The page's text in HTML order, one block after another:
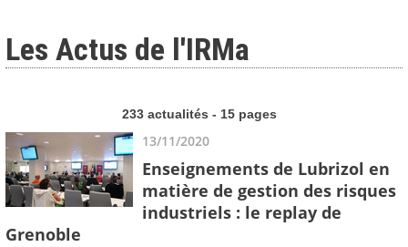
Les Actus de l'IRMa
233 actualités - 15 pages
13/11/2020
Enseignements de Lubrizol en
matière de gestion des risques
industriels : le replay de
Grenoble